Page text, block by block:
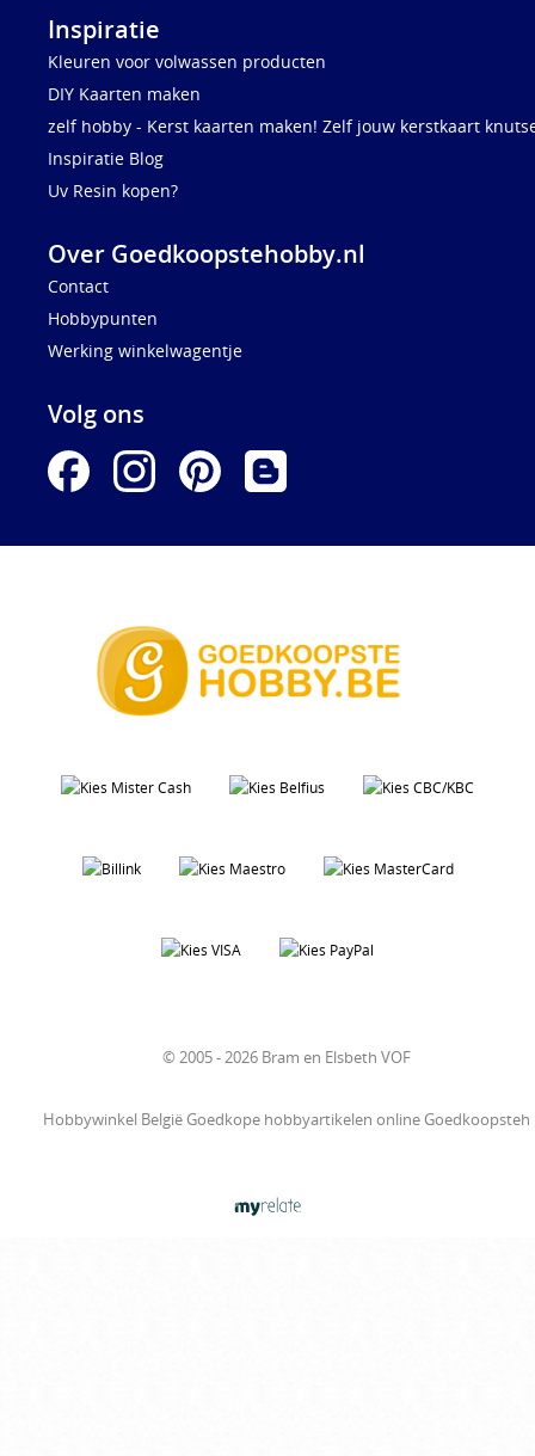
Inspiratie
Kleuren voor volwassen producten
DIY Kaarten maken
zelf hobby - Kerst kaarten maken! Zelf jouw kerstkaart
Inspiratie Blog
Uv Resin kopen?
Over Goedkoopstehobby.nl
Contact
Hobbypunten
Werking winkelwagentje
Volg ons
© 2005 - 2026 Bram en Elsbeth VOF
Hobbywinkel België Goedkope hobbyartikelen online Goedkoopsteh